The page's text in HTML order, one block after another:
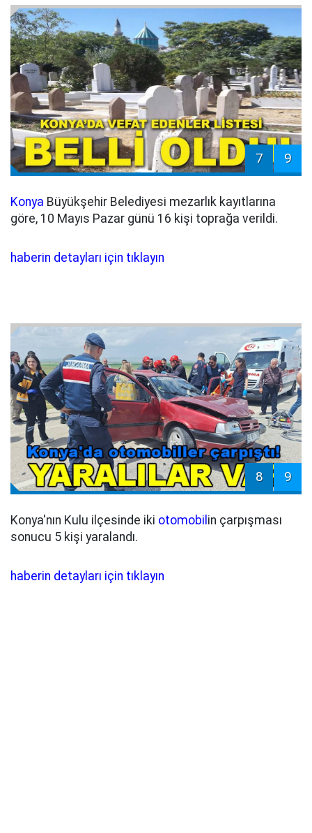
7 9
Konya Büyükşehir Belediyesi mezarlık kayıtlarına
göre, 10 Mayıs Pazar günü 16 kişi toprağa verildi.
haberin detayları için tıklayın
8 9
Konya'nın Kulu ilçesinde iki otomobil in çarpışması
sonucu 5 kişi yaralandı.
haberin detayları için tıklayın